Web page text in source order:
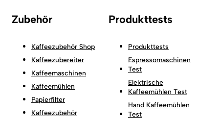
Zubehör
Kaffeezubehör Shop
Kaffeezubereiter
Kaffeemaschinen
Kaffeemühlen
Papierfilter
Kaffeezubehör
Produkttests
Produkttests
Espressomaschinen
Test
Elektrische
Kaffeemühlen Test
Hand Kaffeemühlen
Test